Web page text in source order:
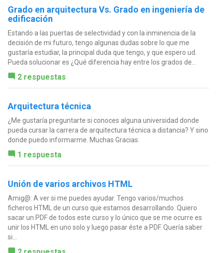
Grado en arquitectura Vs. Grado en ingeniería de
edificación
Estando a las puertas de selectividad y con la inminencia de la
decisión de mi futuro, tengo algunas dudas sobre lo que me
gustaría estudiar, la principal duda que tengo, y que espero ud.
Pueda solucionar es ¿Qué diferencia hay entre los grados de...
2 respuestas
Arquitectura técnica
¿Me gustaría preguntarte si conoces alguna universidad donde
pueda cursar la carrera de arquitectura técnica a distancia? Y sino
donde puedo informarme. Muchas Gracias.
1 respuesta
Unión de varios archivos HTML
Amig@: A ver si me puedes ayudar. Tengo varios/muchos
ficheros HTML de un curso que estamos desarrollando. Quiero
sacar un PDF de todos este curso y lo único que se me ocurre es
unir los HTML en uno solo y luego pasar éste a PDF. Quería saber
si...